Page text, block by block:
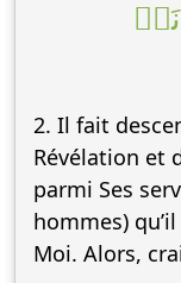
2. Il fait
Révélation et
parmi Ses
hommes)
Moi. Alors,